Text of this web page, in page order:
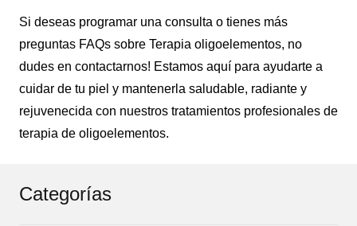
Si deseas programar una consulta o tienes más
preguntas FAQs sobre Terapia oligoelementos, no
dudes en contactarnos! Estamos aquí para ayudarte a
cuidar de tu piel y mantenerla saludable, radiante y
rejuvenecida con nuestros tratamientos profesionales de
terapia de oligoelementos.
Categorías